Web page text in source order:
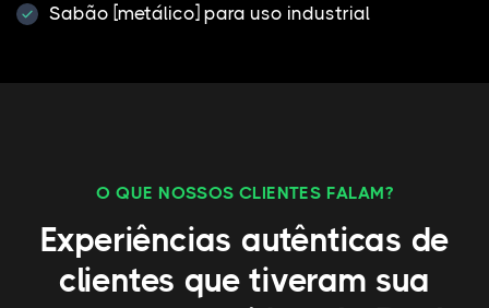
Sabão [metálico] para uso industrial
O QUE NOSSOS CLIENTES FALAM?
Experiências autênticas de
clientes que tiveram sua